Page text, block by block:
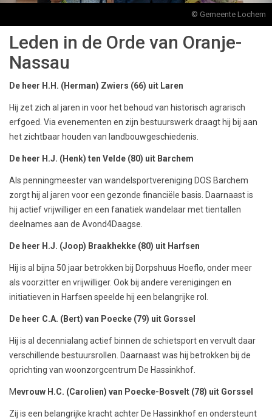
© Gemeente Lochem
Leden in de Orde van Oranje-
Nassau
De heer H.H. (Herman) Zwiers (66) uit Laren
Hij zet zich al jaren in voor het behoud van historisch agrarisch
erfgoed. Via evenementen en zijn bestuurswerk draagt hij bij aan
het zichtbaar houden van landbouwgeschiedenis.
De heer H.J. (Henk) ten Velde (80) uit Barchem
Als penningmeester van wandelsportvereniging DOS Barchem
zorgt hij al jaren voor een gezonde financiële basis. Daarnaast is
hij actief vrijwilliger en een fanatiek wandelaar met tientallen
deelnames aan de Avond4Daagse.
De heer H.J. (Joop) Braakhekke (80) uit Harfsen
Hij is al bijna 50 jaar betrokken bij Dorpshuus Hoeflo, onder meer
als voorzitter en vrijwilliger. Ook bij andere verenigingen en
initiatieven in Harfsen speelde hij een belangrijke rol.
De heer C.A. (Bert) van Poecke (79) uit Gorssel
Hij is al decennialang actief binnen de schietsport en vervult daar
verschillende bestuursrollen. Daarnaast was hij betrokken bij de
oprichting van woonzorgcentrum De Hassinkhof.
Mevrouw H.C. (Carolien) van Poecke-Bosvelt (78) uit Gorssel
Zij is een belangrijke kracht achter De Hassinkhof en ondersteunt